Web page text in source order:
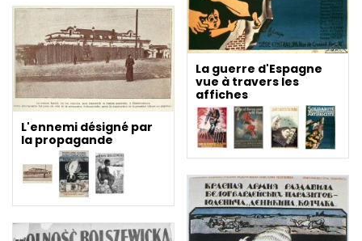
La guerre d'Espagne
vue à travers les
affiches
L'ennemi désigné par
la propagande